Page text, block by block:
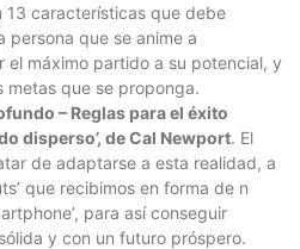
13 características que debe
persona que se anime a
el máximo partido a su potencial, y
que se proponga.
– Reglas para el éxito
disperso’, de Cal Newport. El
de adaptarse a esta realidad, a
que recibimos en forma de n
para así conseguir
y con un futuro próspero.